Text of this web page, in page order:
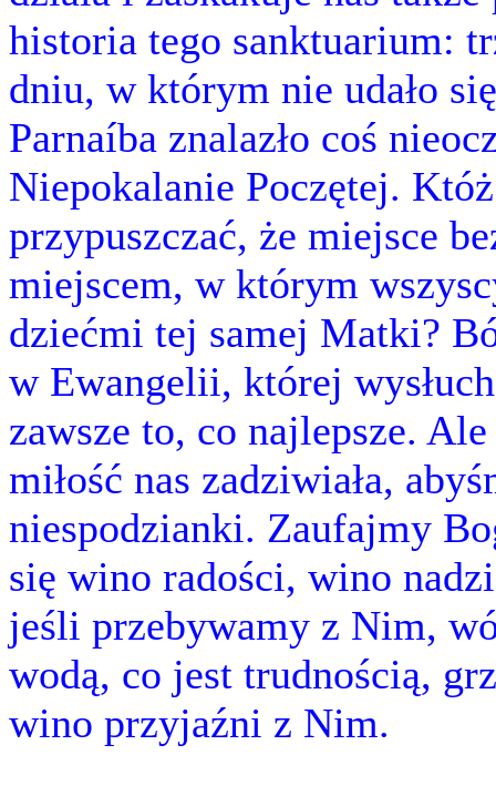
historia tego sanktuarium:
dniu, w którym nie udało
Parnaíba znalazło coś
Niepokalanie Poczętej.
przypuszczać, że miejsce
miejscem, w którym
dziećmi tej samej Matki?
w Ewangelii, której
zawsze to, co najlepsze.
miłość nas zadziwiała,
niespodzianki. Zaufajmy
się wino radości, wino
jeśli przebywamy z Nim,
wodą, co jest trudnością,
wino przyjaźni z Nim.